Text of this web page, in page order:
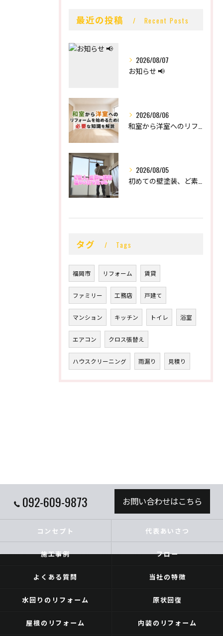
最近の投稿 Recent Posts
2026/08/07
お知らせ 📢
2026/08/06
2026/08/05
タグ Tags
福岡市 リフォーム 賃貸
ファミリー 工務店 戸建て
マンション キッチン トイレ 浴室
エアコン クロス張替え
ハウスクリーニング 雨漏り 見積り
092-609-9873 お問い合わせはこちら
コンセプト 代表あいさつ
施工事例 フロー
よくある質問 当社の特徴
水回りのリフォーム 原状回復
屋根のリフォーム 内装のリフォーム